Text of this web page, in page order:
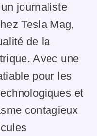
journaliste
Tesla Mag,
de la
Avec une
pour les
et
contagieux